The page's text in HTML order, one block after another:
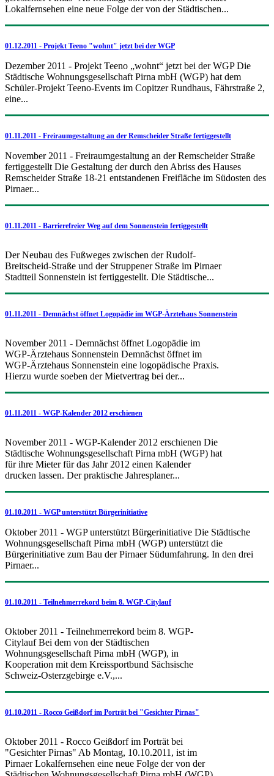
Lokalfernsehen eine neue Folge der von der Städtischen...
01.12.2011 - Projekt Teeno "wohnt" jetzt bei der WGP
Dezember 2011 - Projekt Teeno „wohnt“ jetzt bei der WGP Die
Städtische Wohnungsgesellschaft Pirna mbH (WGP) hat dem
Schüler-Projekt Teeno-Events im Copitzer Rundhaus, Fährstraße 2,
eine...
01.11.2011 - Freiraumgestaltung an der Remscheider Straße fertiggestellt
November 2011 - Freiraumgestaltung an der Remscheider Straße
fertiggestellt Die Gestaltung der durch den Abriss des Hauses
Remscheider Straße 18-21 entstandenen Freifläche im Südosten des
Pirnaer...
01.11.2011 - Barrierefreier Weg auf dem Sonnenstein fertiggestellt
Der Neubau des Fußweges zwischen der Rudolf-
Breitscheid-Straße und der Struppener Straße im Pirnaer
Stadtteil Sonnenstein ist fertiggestellt. Die Städtische...
01.11.2011 - Demnächst öffnet Logopädie im WGP-Ärztehaus Sonnenstein
November 2011 - Demnächst öffnet Logopädie im
WGP-Ärztehaus Sonnenstein Demnächst öffnet im
WGP-Ärztehaus Sonnenstein eine logopädische Praxis.
Hierzu wurde soeben der Mietvertrag bei der...
01.11.2011 - WGP-Kalender 2012 erschienen
November 2011 - WGP-Kalender 2012 erschienen Die
Städtische Wohnungsgesellschaft Pirna mbH (WGP) hat
für ihre Mieter für das Jahr 2012 einen Kalender
drucken lassen. Der praktische Jahresplaner...
01.10.2011 - WGP unterstützt Bürgerinitiative
Oktober 2011 - WGP unterstützt Bürgerinitiative Die Städtische
Wohnungsgesellschaft Pirna mbH (WGP) unterstützt die
Bürgerinitiative zum Bau der Pirnaer Südumfahrung. In den drei
Pirnaer...
01.10.2011 - Teilnehmerrekord beim 8. WGP-Citylauf
Oktober 2011 - Teilnehmerrekord beim 8. WGP-
Citylauf Bei dem von der Städtischen
Wohnungsgesellschaft Pirna mbH (WGP), in
Kooperation mit dem Kreissportbund Sächsische
Schweiz-Osterzgebirge e.V.,...
01.10.2011 - Rocco Geißdorf im Porträt bei "Gesichter Pirnas"
Oktober 2011 - Rocco Geißdorf im Porträt bei
"Gesichter Pirnas" Ab Montag, 10.10.2011, ist im
Pirnaer Lokalfernsehen eine neue Folge der von der